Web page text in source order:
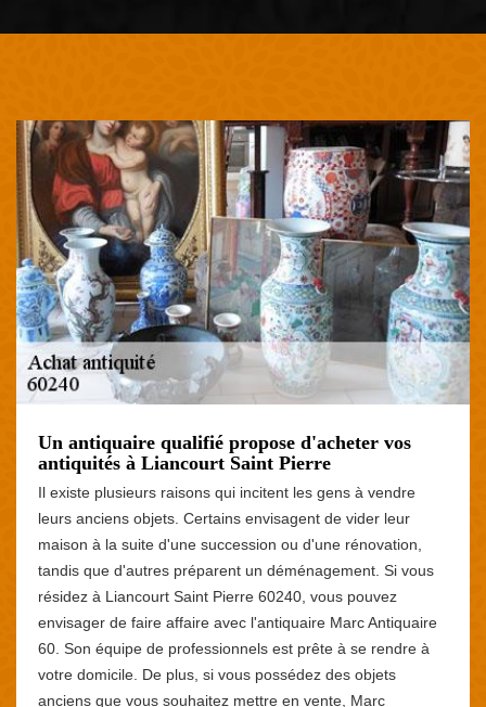
Un antiquaire qualifié propose d'acheter vos
antiquités à Liancourt Saint Pierre
Il existe plusieurs raisons qui incitent les gens à vendre
leurs anciens objets. Certains envisagent de vider leur
maison à la suite d'une succession ou d'une rénovation,
tandis que d'autres préparent un déménagement. Si vous
résidez à Liancourt Saint Pierre 60240, vous pouvez
envisager de faire affaire avec l'antiquaire Marc Antiquaire
60. Son équipe de professionnels est prête à se rendre à
votre domicile. De plus, si vous possédez des objets
anciens que vous souhaitez mettre en vente, Marc